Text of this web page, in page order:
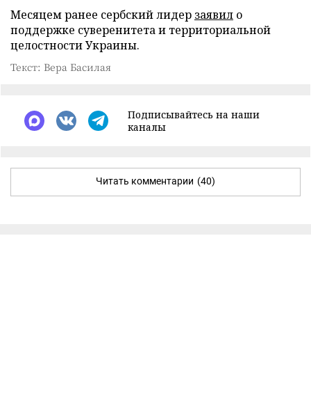
Месяцем ранее сербский лидер заявил о
поддержке суверенитета и территориальной
целостности Украины.
Текст: Вера Басилая
Подписывайтесь на наши
каналы
Читать комментарии (40)